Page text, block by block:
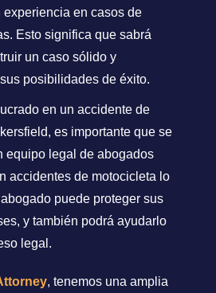
experiencia en casos de
Esto significa que sabrá
un caso sólido y
posibilidades de éxito.
en un accidente de
es importante que se
equipo legal de abogados
accidentes de motocicleta lo
puede proteger sus
y también podrá ayudarlo
legal.
, tenemos una amplia